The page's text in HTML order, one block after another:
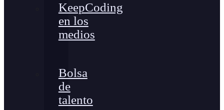
KeepCoding
en los
medios
Bolsa
de
talento